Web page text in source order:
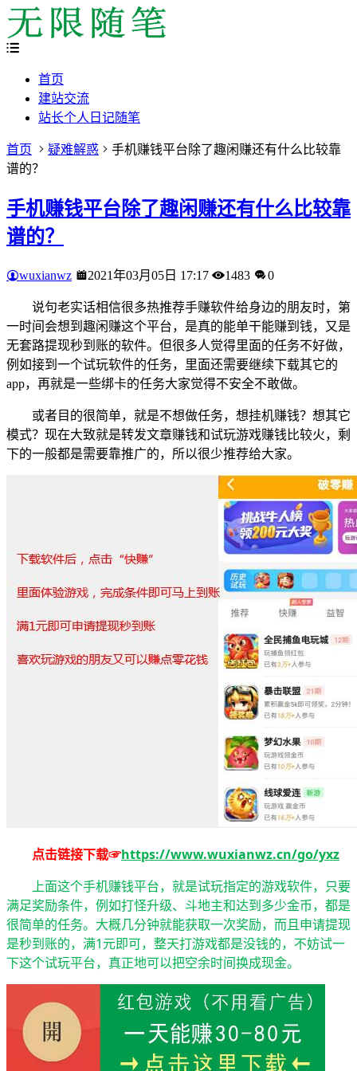
首页
建站交流
站长个人日记随笔
首页 疑难解惑
手机赚钱平台除了趣闲赚还有什么比较靠
谱的？
手机赚钱平台除了趣闲赚还有什么比较靠
谱的？
wuxianwz 2021年03月05日 17:17 1483 0
说句老实话相信很多热推荐手赚软件给身边的朋友时，第
一时间会想到趣闲赚这个平台，是真的能单干能赚到钱，又是
无套路提现秒到账的软件。但很多人觉得里面的任务不好做，
例如接到一个试玩软件的任务，里面还需要继续下载其它的
app，再就是一些绑卡的任务大家觉得不安全不敢做。
或者目的很简单，就是不想做任务，想挂机赚钱？想其它
模式？现在大致就是转发文章赚钱和试玩游戏赚钱比较火，剩
下的一般都是需要靠推广的，所以很少推荐给大家。
点击链接下载☞https://www.wuxianwz.cn/go/yxz
上面这个手机赚钱平台，就是试玩指定的游戏软件，只要
满足奖励条件，例如打怪升级、斗地主和达到多少金币，都是
很简单的任务。大概几分钟就能获取一次奖励，而且申请提现
是秒到账的，满1元即可，整天打游戏都是没钱的，不妨试一
下这个试玩平台，真正地可以把空余时间换成现金。